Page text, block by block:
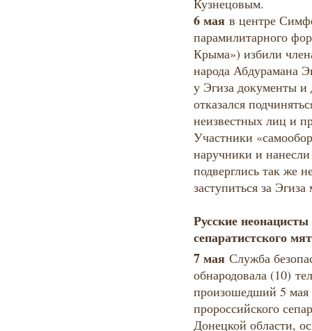
Кузнецовым.
6 маяв центре
парамилитарного
Крыма») избили
народа Абдурамана
у Эгиза документы и
отказался
неизвестных лиц и
Участники
наручники и
подверглись так же
заступиться за
Русские
сепаратистского
7 маяСлужба
обнародовала (10)
произошедший 5 мая
пророссийского
Донецкой области,